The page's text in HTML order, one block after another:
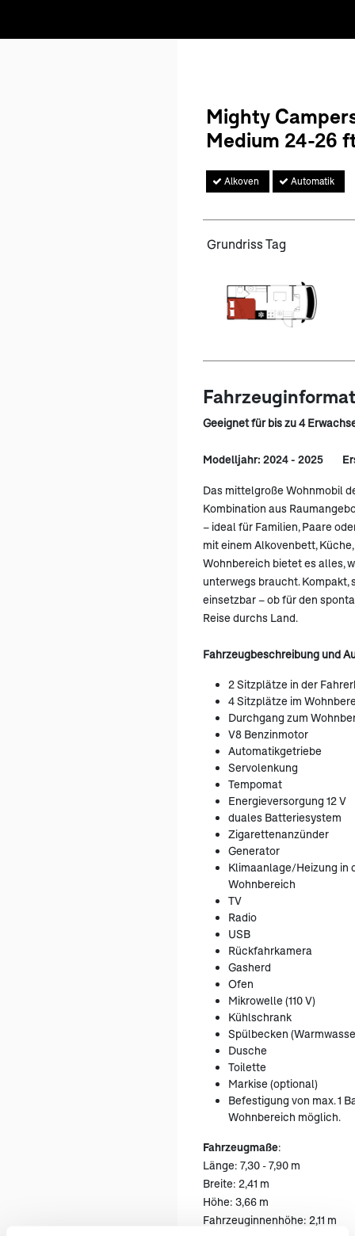
Mighty
Medium 24-26
Alkoven Automatik
Grundriss Tag
Geeignet für bis zu 4
Modelljahr: 2024 - 2025
Das mittelgroße Wohnmobil
Kombination aus
– ideal für Familien, Paare
mit einem Alkovenbett,
Wohnbereich bietet es alles,
unterwegs braucht. Kompakt,
einsetzbar – ob für den
Reise durchs Land.
Fahrzeugbeschreibung und
2 Sitzplätze in der
4 Sitzplätze im
Durchgang zum
V8 Benzinmotor
Automatikgetriebe
Servolenkung
Tempomat
Energieversorgung 12 V
duales Batteriesystem
Zigarettenanzünder
Generator
Klimaanlage/Heizung in
Wohnbereich
TV
Radio
USB
Rückfahrkamera
Gasherd
Ofen
Mikrowelle (110 V)
Kühlschrank
Spülbecken
Dusche
Toilette
Markise (optional)
Befestigung von max. 1
Wohnbereich möglich.
Fahrzeugmaße:
Länge: 7,30 - 7,90 m
Breite: 2,41 m
Höhe: 3,66 m
Fahrzeuginnenhöhe: 2,11 m